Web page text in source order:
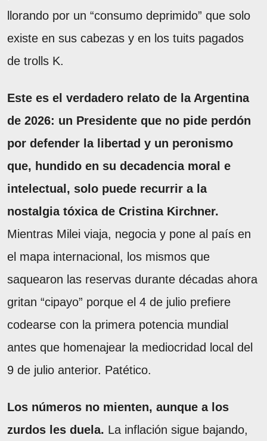
llorando por un “consumo deprimido” que solo
existe en sus cabezas y en los tuits pagados
de trolls K.
Este es el verdadero relato de la Argentina
de 2026: un Presidente que no pide perdón
por defender la libertad y un peronismo
que, hundido en su decadencia moral e
intelectual, solo puede recurrir a la
nostalgia tóxica de Cristina Kirchner.
Mientras Milei viaja, negocia y pone al país en
el mapa internacional, los mismos que
saquearon las reservas durante décadas ahora
gritan “cipayo” porque el 4 de julio prefiere
codearse con la primera potencia mundial
antes que homenajear la mediocridad local del
9 de julio anterior. Patético.
Los números no mienten, aunque a los
zurdos les duela. La inflación sigue bajando,